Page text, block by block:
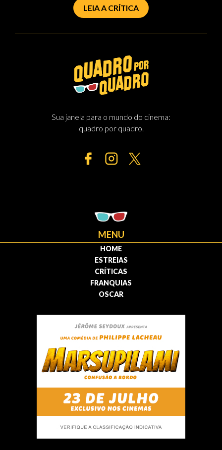
LEIA A CRÍTICA
Sua janela para o mundo do cinema:
quadro por quadro.
MENU
HOME
ESTREIAS
CRÍTICAS
FRANQUIAS
OSCAR